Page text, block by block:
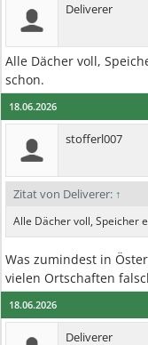
Deliverer
Alle Dächer voll,
schon.
18.06.2026
stofferl007
Zitat von Deliverer: ↑
Alle Dächer voll, Speicher
Was zumindest in
vielen Ortschaften
18.06.2026
Deliverer